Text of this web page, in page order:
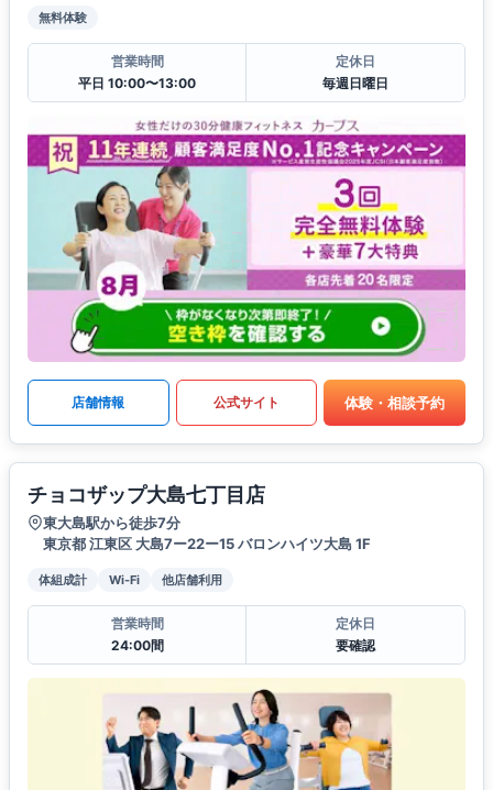
無料体験
営業時間
平日 10:00〜13:00
定休日
毎週日曜日
店舗情報 公式サイト 体験・相談予約
チョコザップ大島七丁目店
東大島駅から徒歩7分
東京都 江東区 大島7ー22ー15 バロンハイツ大島 1F
体組成計 Wi-Fi 他店舗利用
営業時間
24:00間
定休日
要確認